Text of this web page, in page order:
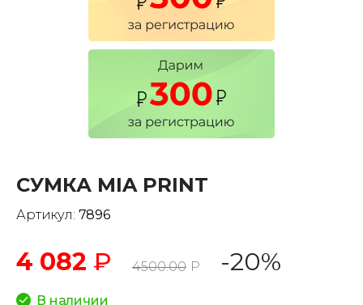
СУМКА MIA PRINT
Артикул: 7896
4 082 ₽ 4500.00 Р -20%
В наличии